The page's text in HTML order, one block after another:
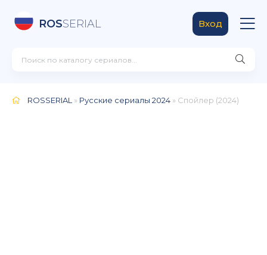
ROSSERIAL Вход
ROSSERIAL » Русские сериалы 2024 » Спойлер (2024)